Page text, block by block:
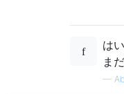
は
ま
—